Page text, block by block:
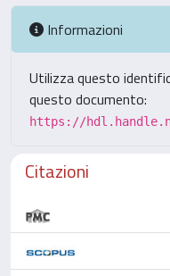
Informazioni
Utilizza questo
questo documento:
https://
Citazioni